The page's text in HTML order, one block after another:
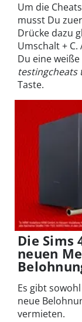
Um die
musst Du
Drücke dazu
Umschalt +
Du eine
testingcheats
Taste.
Die Sims
neuen
Es gibt
neue
vermieten.